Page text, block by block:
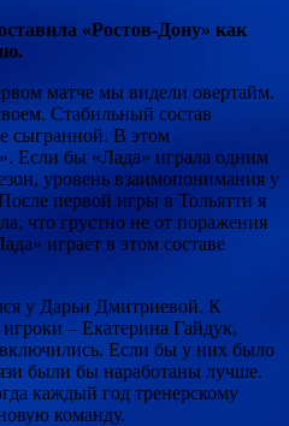
«Ростов-Дону» как
матче мы видели овертайм.
Стабильный состав
сыгранной. В этом
Если бы «Лада» играла одним
уровень взаимопонимания у
первой игры в Тольятти я
что грустно не от поражения
играет в этом составе
у Дарьи Дмитриевой. К
– Екатерина Гайдук,
Если бы у них было
были бы наработаны лучше.
каждый год тренерскому
команду.